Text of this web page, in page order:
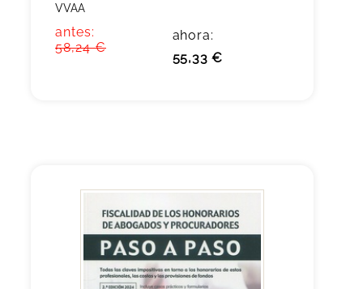
VVAA
antes:
58,24 €
ahora:
55,33 €